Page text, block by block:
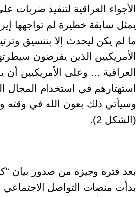
الأجواء العراقية لتنفيذ ضربات
يمثل سابقة خطيرة لم تواجهها
ما لم يكن ليحدث إلا بتنسيق
الأمريكيين الذين يفرضون
العراقية … وعلى الأمريكيين أن
استهتارهم في استخدام المجال
وسيأتي ذلك بعون الله في وقته
(الشكل 2).
بعد فترة وجيزة من صدور بيان
بدأت منصات التواصل الاجتماعي